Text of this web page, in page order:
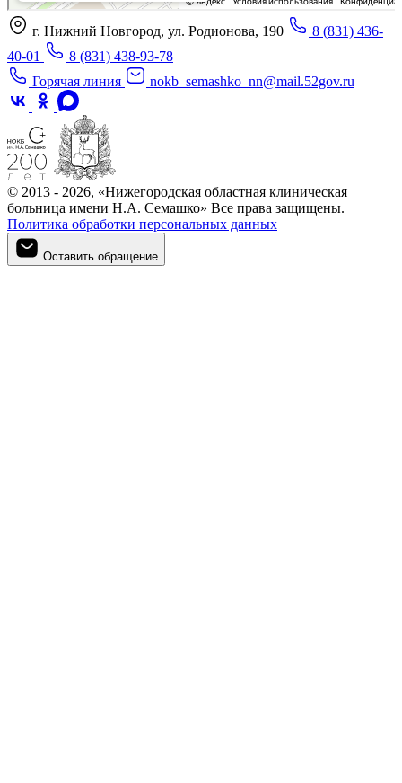
г. Нижний Новгород, ул. Родионова, 190
8 (831) 436-
40-01
8 (831) 438-93-78
Горячая линия
nokb_semashko_nn@mail.52gov.ru
© 2013 - 2026, «Нижегородская областная клиническая
больница имени Н.А. Семашко» Все права защищены.
Политика обработки персональных данных
Оставить обращение